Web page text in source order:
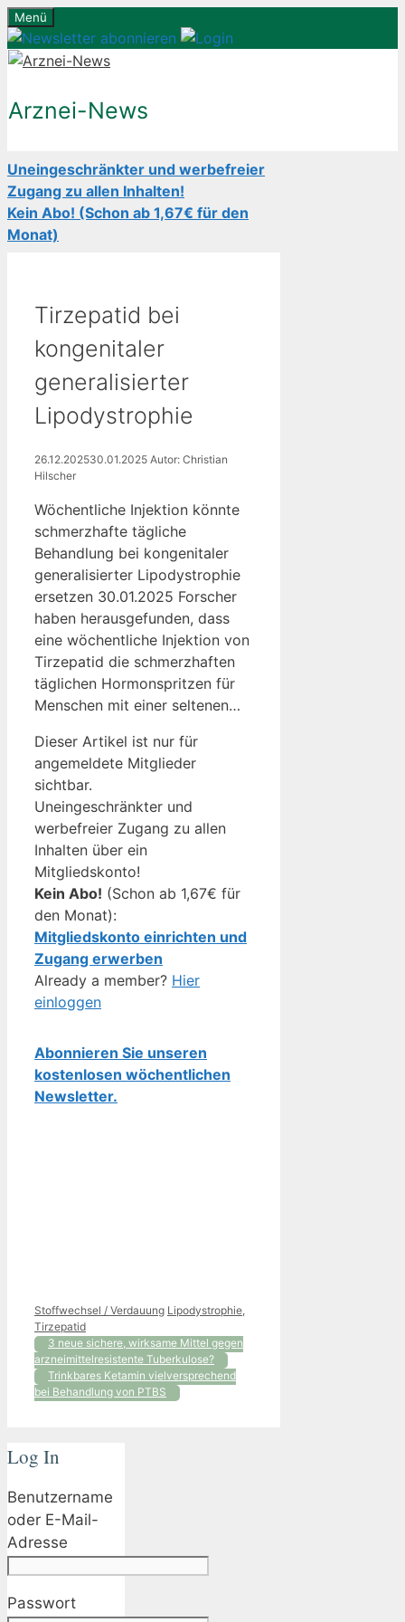
Zum
Inhalt
springen
Menü
Arznei-News
Uneingeschränkter und werbefreier
Zugang zu allen Inhalten!
Kein Abo! (Schon ab 1,67€ für den
Monat)
Tirzepatid bei
kongenitaler
generalisierter
Lipodystrophie
26.12.202530.01.2025 Autor: Christian
Hilscher
Wöchentliche Injektion könnte
schmerzhafte tägliche
Behandlung bei kongenitaler
generalisierter Lipodystrophie
ersetzen 30.01.2025 Forscher
haben herausgefunden, dass
eine wöchentliche Injektion von
Tirzepatid die schmerzhaften
täglichen Hormonspritzen für
Menschen mit einer seltenen…
Dieser Artikel ist nur für
angemeldete Mitglieder
sichtbar.
Uneingeschränkter und
werbefreier Zugang zu allen
Inhalten über ein
Mitgliedskonto!
Kein Abo! (Schon ab 1,67€ für
den Monat):
Mitgliedskonto einrichten und
Zugang erwerben
Already a member? Hier
einloggen
Abonnieren Sie unseren
kostenlosen wöchentlichen
Newsletter.
Kategorien
Stoffwechsel / Verdauung Schlagwörter
Lipodystrophie
Tirzepatid
3 neue sichere, wirksame Mittel gegen
arzneimittelresistente Tuberkulose?
Trinkbares Ketamin vielversprechend
bei Behandlung von PTBS
Log In
Benutzername
oder E-Mail-
Adresse
Passwort